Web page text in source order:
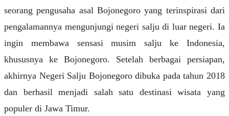
seorang pengusaha asal Bojonegoro yang terinspirasi dari
pengalamannya mengunjungi negeri salju di luar negeri. Ia
ingin membawa sensasi musim salju ke Indonesia,
khususnya ke Bojonegoro. Setelah berbagai persiapan,
akhirnya Negeri Salju Bojonegoro dibuka pada tahun 2018
dan berhasil menjadi salah satu destinasi wisata yang
populer di Jawa Timur.